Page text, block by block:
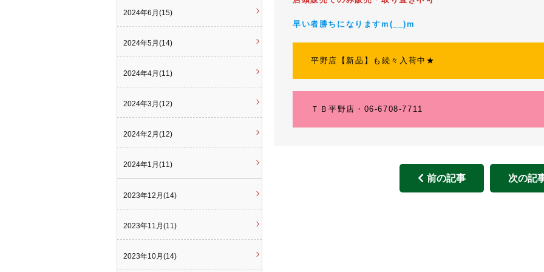
早い者勝ちになりますm(__)m
平野店【新品】も続々入荷中★
ＴＢ平野店・06-6708-7711
前の記事 次の記
2024年6月(15)
2024年5月(14)
2024年4月(11)
2024年3月(12)
2024年2月(12)
2024年1月(11)
2023年12月(14)
2023年11月(11)
2023年10月(14)